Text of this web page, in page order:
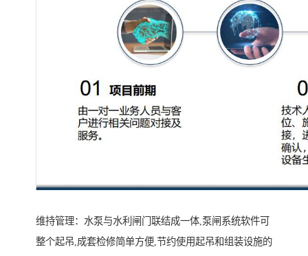
维持管理：水泵与水利闸门联结成一体,泵闸系统软件可
整个起吊,成套检修简单方便,节约使用起吊和组装设施的